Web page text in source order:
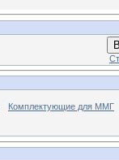
Комплектующие для ММГ